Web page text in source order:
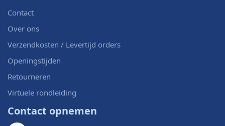
Contact
Over ons
Verzendkosten / Levertijd orders
Openingstijden
Retourneren
Virtuele rondleiding
Contact opnemen